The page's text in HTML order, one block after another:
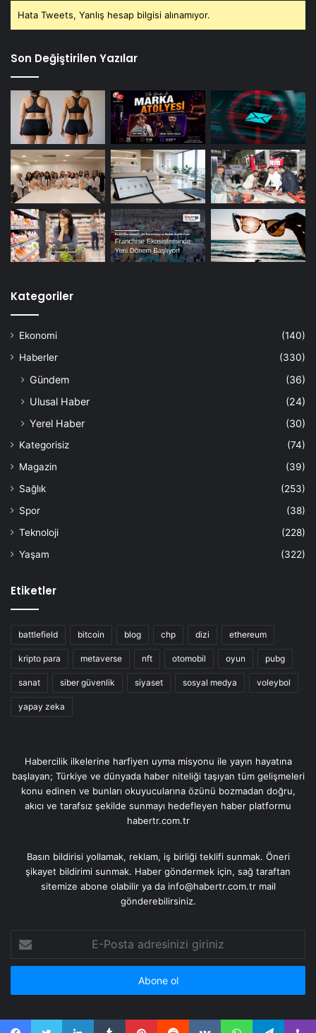
Hata Tweets, Yanlış hesap bilgisi alınamıyor.
Son Değiştirilen Yazılar
Kategoriler
Ekonomi
(140)
Haberler
(330)
Gündem
(36)
Ulusal Haber
(24)
Yerel Haber
(30)
Kategorisiz
(74)
Magazin
(39)
Sağlık
(253)
Spor
(38)
Teknoloji
(228)
Yaşam
(322)
Etiketler
battlefield bitcoin blog chp dizi ethereum
kripto para metaverse nft otomobil oyun pubg
sanat siber güvenlik siyaset sosyal medya voleybol
yapay zeka
Habercilik ilkelerine harfiyen uyma misyonu ile yayın hayatına
başlayan; Türkiye ve dünyada haber niteliği taşıyan tüm gelişmeleri
konu edinen ve bunları okuyucularına özünü bozmadan doğru,
akıcı ve tarafsız şekilde sunmayı hedefleyen haber platformu
habertr.com.tr
Basın bildirisi yollamak, reklam, iş birliği teklifi sunmak. Öneri
şikayet bildirimi sunmak. Haber göndermek için, sağ taraftan
sitemize abone olabilir ya da info@habertr.com.tr mail
gönderebilirsiniz.
Posta
adresinizi